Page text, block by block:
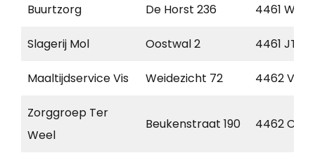
Buurtzorg De Horst 236 4461 WZ
Slagerij Mol Oostwal 2 4461 JT
Maaltijdservice Vis Weidezicht 72 4462 VM
Zorggroep Ter
Weel
Beukenstraat 190 4462 CB